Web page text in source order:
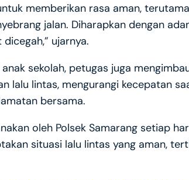
memberikan rasa aman,
jalan. Diharapkan dengan
ujarnya.
sekolah, petugas juga
lalu lintas, mengurangi kecepatan
bersama.
oleh Polsek Samarang setiap
situasi lalu lintas yang aman,